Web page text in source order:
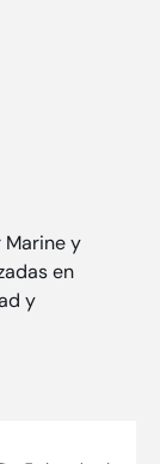
Marine y
en
y